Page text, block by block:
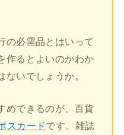
の必需品とはいって
作るとよいのかわか
ないでしょうか。
めできるのが、百貨
スカードです。雑誌